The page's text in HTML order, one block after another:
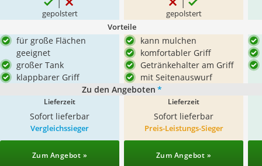
gepolstert gepolstert
Vorteile
für große Flächen
geeignet
großer Tank
klappbarer Griff
kann mulchen
komfortabler Griff
Getränkehalter am Griff
mit Seitenauswurf
Zu den Angeboten *
Lieferzeit
Sofort lieferbar
Lieferzeit
Sofort lieferbar
Vergleichssieger
Zum Angebot »
Preis-Leistungs-Sieger
Zum Angebot »